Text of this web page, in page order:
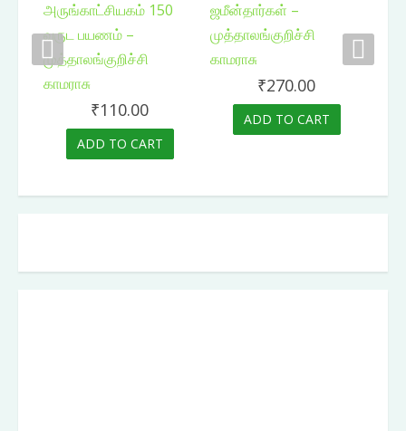
₹110.00
ADD TO CART
₹270.00
ADD TO CART